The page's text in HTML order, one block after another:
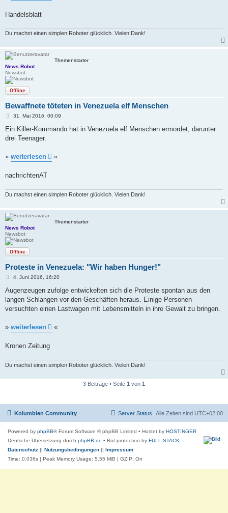
Handelsblatt
Du machst einen simplen Roboter glücklich. Vielen Dank!
Themenstarter
News Robot
Newsbot
Offline
Bewaffnete töteten in Venezuela elf Menschen
B
i
r
31. Mai 2016, 00:09
Ein Killer-Kommando hat in Venezuela elf Menschen ermordet, darunter
drei Teenager.
» weiterlesen «
nachrichtenAT
Du machst einen simplen Roboter glücklich. Vielen Dank!
Themenstarter
News Robot
Newsbot
Offline
Proteste in Venezuela: "Wir haben Hunger!"
B
r
a
4. Juni 2016, 16:20
Augenzeugen zufolge entwickelten sich die Proteste spontan aus den
langen Schlangen vor den Geschäften heraus. Einige Personen
versuchten einen Lastwagen mit Lebensmitteln in ihre Gewalt zu bringen.
» weiterlesen «
Kronen Zeitung
Du machst einen simplen Roboter glücklich. Vielen Dank!
3 Beiträge • Seite 1 von 1
Kolumbien Community Alle Zeiten sind UTC+02:00
Server Status
Powered by phpBB® Forum Software © phpBB Limited • Hostet by HOSTINGER
Deutsche Übersetzung durch phpBB.de • Bot protection by FULL-STACK
Datenschutz || Nutzungsbedingungen || Impressum
Time: 0.036s | Peak Memory Usage: 5.55 MiB | GZIP: On